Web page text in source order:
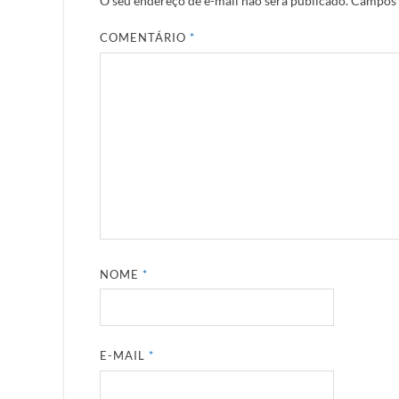
COMENTÁRIO*
NOME*
E-MAIL*